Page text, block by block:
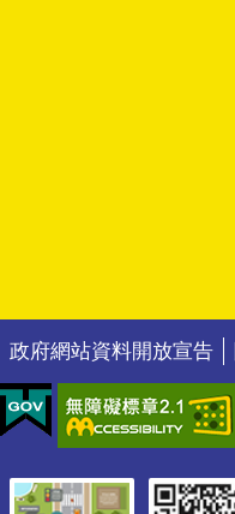
政府網站資料開放宣告